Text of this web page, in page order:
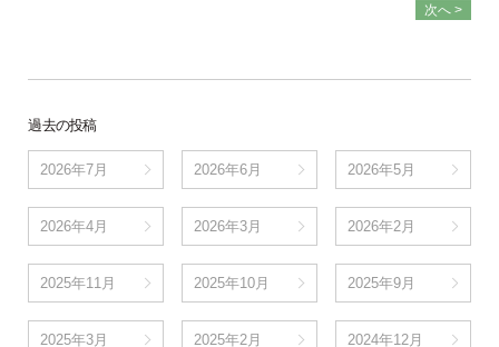
次へ >
過去の投稿
2026年7月 2026年6月 2026年5月
2026年4月 2026年3月 2026年2月
2025年11月 2025年10月 2025年9月
2025年3月 2025年2月 2024年12月